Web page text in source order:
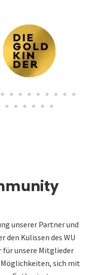
den Kulissen des WU
für unsere Mitglieder
sich mit
Enthusiasten zu